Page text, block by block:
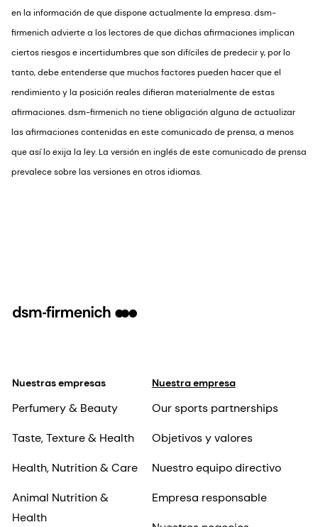
en la información de que dispone actualmente la empresa. dsm-
firmenich advierte a los lectores de que dichas afirmaciones implican
ciertos riesgos e incertidumbres que son difíciles de predecir y, por lo
tanto, debe entenderse que muchos factores pueden hacer que el
rendimiento y la posición reales difieran materialmente de estas
afirmaciones. dsm-firmenich no tiene obligación alguna de actualizar
las afirmaciones contenidas en este comunicado de prensa, a menos
que así lo exija la ley. La versión en inglés de este comunicado de prensa
prevalece sobre las versiones en otros idiomas.
Nuestras empresas
Perfumery & Beauty
Taste, Texture & Health
Health, Nutrition & Care
Animal Nutrition &
Health
Nuestra empresa
Our sports partnerships
Objetivos y valores
Nuestro equipo directivo
Empresa responsable